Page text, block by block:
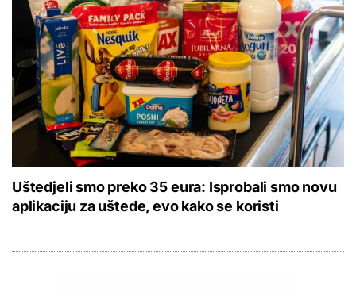
Uštedjeli smo preko 35 eura: Isprobali smo novu
aplikaciju za uštede, evo kako se koristi